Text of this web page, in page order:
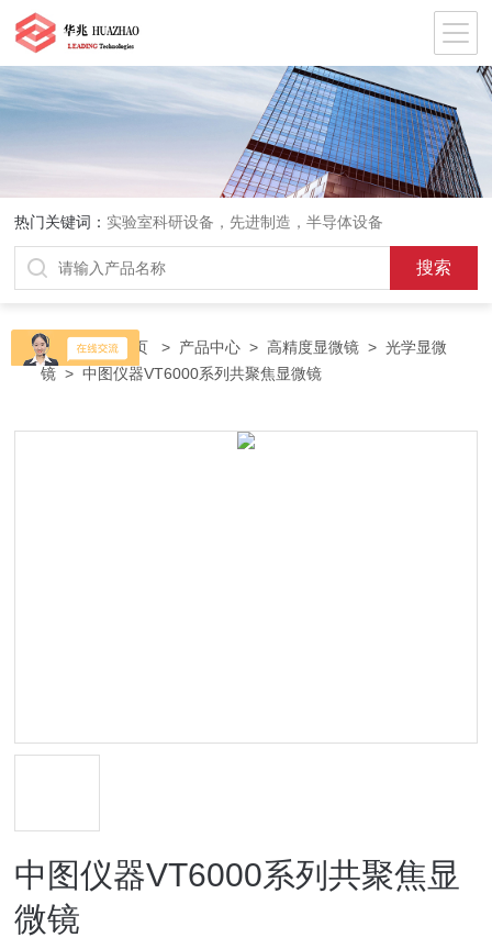
热门关键词： 实验室科研设备，先进制造，半导体设备
当前位置：首页 > 产品中心 >高精度显微镜 >光学显微
镜 > 中图仪器VT6000系列共聚焦显微镜
中图仪器VT6000系列共聚焦显
微镜